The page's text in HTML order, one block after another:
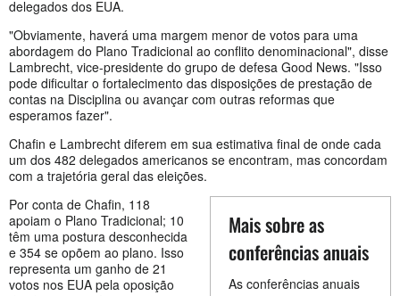
delegados dos EUA.
"Obviamente, haverá uma margem menor de votos para uma
abordagem do Plano Tradicional ao conflito denominacional", disse
Lambrecht, vice-presidente do grupo de defesa Good News. "Isso
pode dificultar o fortalecimento das disposições de prestação de
contas na Disciplina ou avançar com outras reformas que
esperamos fazer".
Chafin e Lambrecht diferem em sua estimativa final de onde cada
um dos 482 delegados americanos se encontram, mas concordam
com a trajetória geral das eleições.
Mais sobre as
conferências anuais
As conferências anuais
Por conta de Chafin, 118
apoiam o Plano Tradicional; 10
têm uma postura desconhecida
e 354 se opõem ao plano. Isso
representa um ganho de 21
votos nos EUA pela oposição